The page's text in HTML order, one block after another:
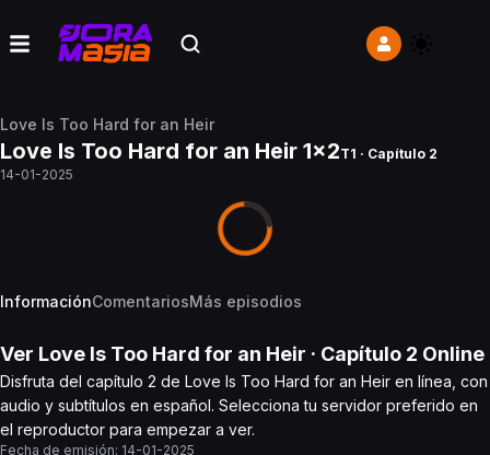
Love Is Too Hard for an Heir
Love Is Too Hard for an Heir 1x2T1 · Capítulo 2
14-01-2025
InformaciónComentariosMás episodios
Ver Love Is Too Hard for an Heir · Capítulo 2 Online
Disfruta del capítulo 2 de Love Is Too Hard for an Heir en línea, con
audio y subtítulos en español. Selecciona tu servidor preferido en
el reproductor para empezar a ver.
Fecha de emisión: 14-01-2025